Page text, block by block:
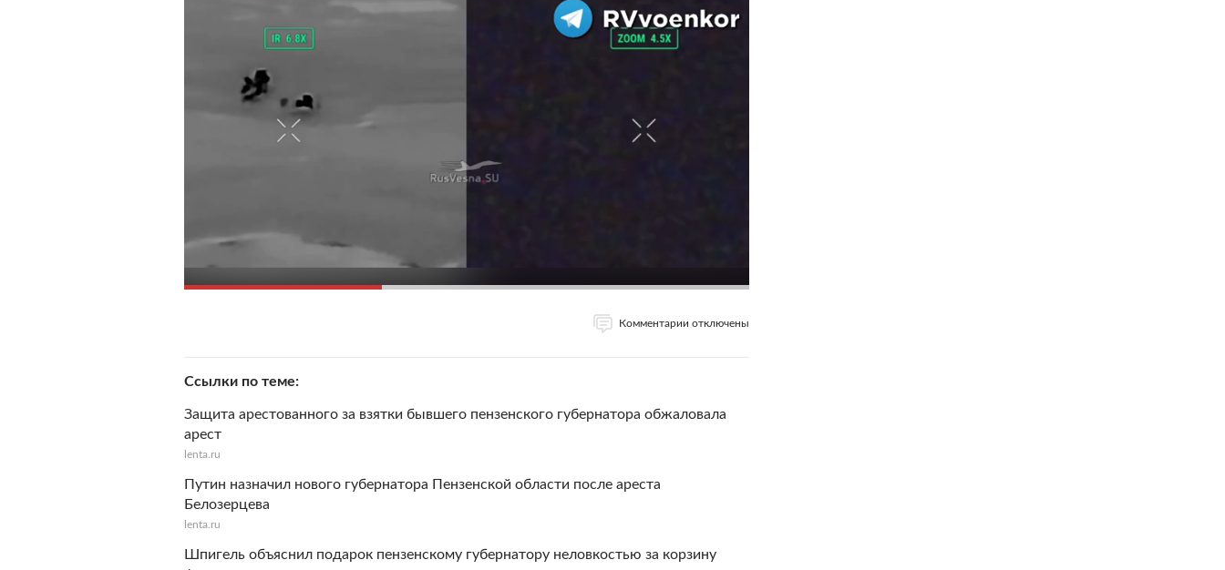
Комментарии отключены
Ссылки по теме
Защита арестованного за взятки бывшего пензенского губернатора обжаловала
арест
lenta.ru
Путин назначил нового губернатора Пензенской области после ареста
Белозерцева
lenta.ru
Шпигель объяснил подарок пензенскому губернатору неловкостью за корзину